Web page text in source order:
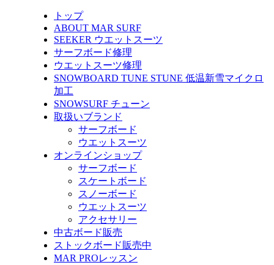
トップ
ABOUT MAR SURF
SEEKER ウエットスーツ
サーフボード修理
ウエットスーツ修理
SNOWBOARD TUNE STUNE 低温新雪マイクロ
加工
SNOWSURF チューン
取扱いブランド
サーフボード
ウエットスーツ
オンラインショップ
サーフボード
スケートボード
スノーボード
ウエットスーツ
アクセサリー
中古ボード販売
ストックボード販売中
MAR PROレッスン